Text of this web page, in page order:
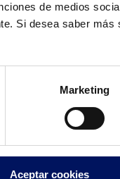
de medios
Si desea saber más
Marketing
Aceptar cookies